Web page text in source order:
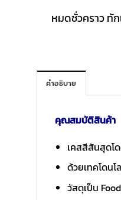
หมดชั่วคราว ทั
คำอธิบาย
คุณสมบัติสินค้า
เคสสีสันสุดโ
ด้วยเทคโดน
วัสดุเป็น